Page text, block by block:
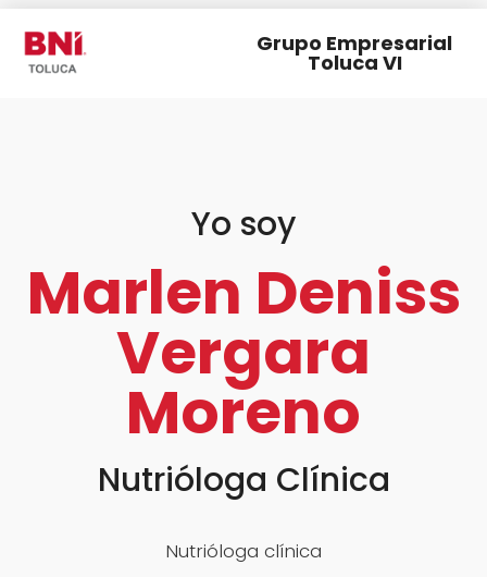
Grupo Empresarial
Toluca VI
Yo soy
Marlen Deniss
Vergara
Moreno
Nutrióloga Clínica
Nutrióloga clínica